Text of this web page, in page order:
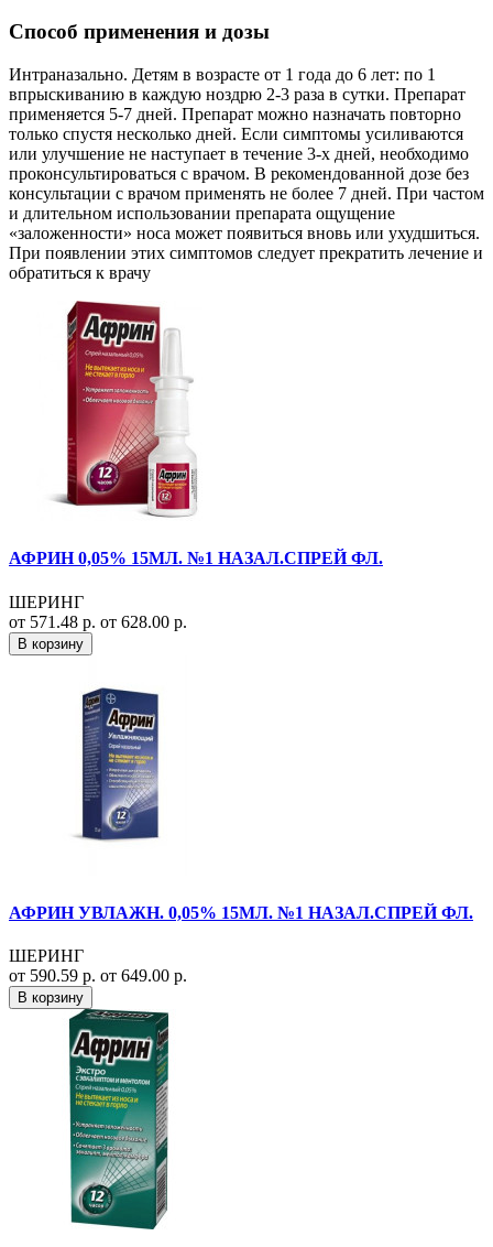
Способ применения и дозы
Интраназально. Детям в возрасте от 1 года до 6 лет: по 1
впрыскиванию в каждую ноздрю 2-3 раза в сутки. Препарат
применяется 5-7 дней. Препарат можно назначать повторно
только спустя несколько дней. Если симптомы усиливаются
или улучшение не наступает в течение 3-х дней, необходимо
проконсультироваться с врачом. В рекомендованной дозе без
консультации с врачом применять не более 7 дней. При частом
и длительном использовании препарата ощущение
«заложенности» носа может появиться вновь или ухудшиться.
При появлении этих симптомов следует прекратить лечение и
обратиться к врачу
АФРИН 0,05% 15МЛ. №1 НАЗАЛ.СПРЕЙ ФЛ.
ШЕРИНГ
от 571.48 р. от 628.00 р.
В корзину
АФРИН УВЛАЖН. 0,05% 15МЛ. №1 НАЗАЛ.СПРЕЙ ФЛ.
ШЕРИНГ
от 590.59 р. от 649.00 р.
В корзину